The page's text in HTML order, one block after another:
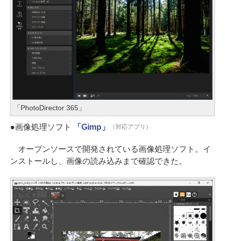
「PhotoDirector 365」
●画像処理ソフト 「Gimp」 （対応アプリ）
オープンソースで開発されている画像処理ソフト。イ
ンストールし、画像の読み込みまで確認できた。